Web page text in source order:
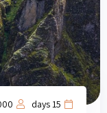
15 days